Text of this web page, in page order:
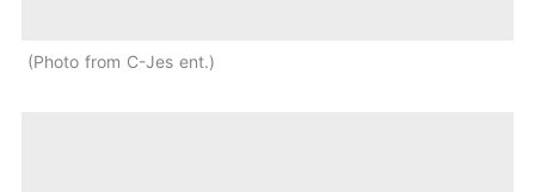
Photo from C-Jes ent.